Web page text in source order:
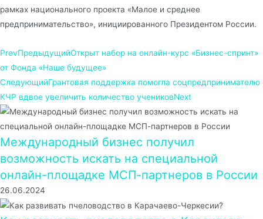
рамках национального проекта «Малое и среднее
предпринимательство», инициированного Президентом России.
PrevПредыдущийОткрыт набор на онлайн-курс «Бизнес-спринт»
от Фонда «Наше будущее»
СледующийГрантовая поддержка помогла соцпредпринимателю
КЧР вдвое увеличить количество учениковNext
Международный бизнес получил
возможность искать на специальной
онлайн-площадке МСП-партнеров в России
26.06.2024